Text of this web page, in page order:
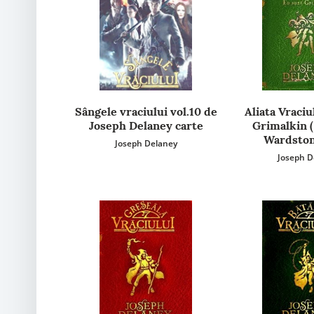
Sângele vraciului vol.10 de
Joseph Delaney carte
Joseph Delaney
Aliata
Grimalkin
Joseph